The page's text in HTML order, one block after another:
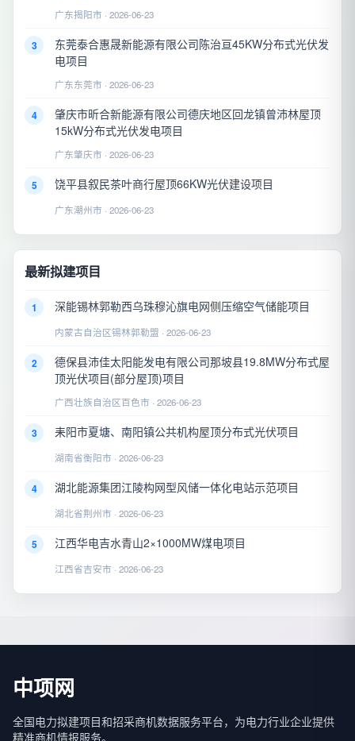
广东揭阳市 · 2026-06-23
3
东莞泰合惠晟新能源有限公司陈治亘45KW分布式光伏发
电项目
广东东莞市 · 2026-06-23
4
肇庆市昕合新能源有限公司德庆地区回龙镇曾沛林屋顶
15kW分布式光伏发电项目
广东肇庆市 · 2026-06-23
5 饶平县叙民茶叶商行屋顶66KW光伏建设项目
广东潮州市 · 2026-06-23
最新拟建项目
1 深能锡林郭勒西乌珠穆沁旗电网侧压缩空气储能项目
内蒙古自治区锡林郭勒盟 · 2026-06-23
2
德保县沛佳太阳能发电有限公司那坡县19.8MW分布式屋
顶光伏项目(部分屋顶)项目
广西壮族自治区百色市 · 2026-06-23
3 耒阳市夏塘、南阳镇公共机构屋顶分布式光伏项目
湖南省衡阳市 · 2026-06-23
4 湖北能源集团江陵构网型风储一体化电站示范项目
湖北省荆州市 · 2026-06-23
5 江西华电吉水青山2×1000MW煤电项目
江西省吉安市 · 2026-06-23
中项网
全国电力拟建项目和招采商机数据服务平台，为电力行业企业提供
精准商机情报服务。